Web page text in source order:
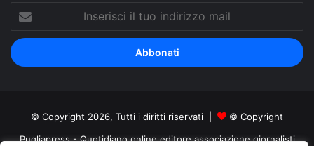
tuo
indirizzo
mail
© Copyright 2026, Tutti i diritti riservati |
© Copyright
Pugliapress - Quotidiano online editore associazione giornalisti